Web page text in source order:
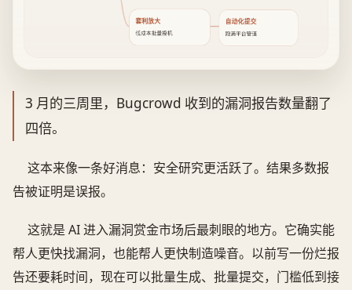
套利放大
低成本批量投机
自动化提交
跑满平台管道
3 月的三周里，Bugcrowd 收到的漏洞报告数量翻了
四倍。
这本来像一条好消息：安全研究更活跃了。结果多数报
告被证明是误报。
这就是 AI 进入漏洞赏金市场后最刺眼的地方。它确实能
帮人更快找漏洞，也能帮人更快制造噪音。以前写一份烂报
告还要耗时间，现在可以批量生成、批量提交，门槛低到接